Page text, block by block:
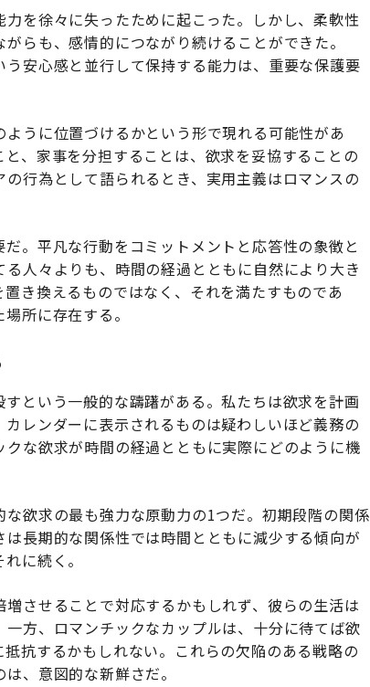
を徐々に失ったために起こった。しかし、柔軟性
らも、感情的につながり続けることができた。
安心感と並行して保持する能力は、重要な保護要
うに位置づけるかという形で現れる可能性があ
、家事を分担することは、欲求を妥協することの
行為として語られるとき、実用主義はロマンスの
。平凡な行動をコミットメントと応答性の象徴と
人々よりも、時間の経過とともに自然により大き
き換えるものではなく、それを満たすものであ
所に存在する。
という一般的な躊躇がある。私たちは欲求を計画
レンダーに表示されるものは疑わしいほど義務の
な欲求が時間の経過とともに実際にどのように機
欲求の最も強力な原動力の1つだ。初期段階の関係
長期的な関係性では時間とともに減少する傾向が
に続く。
させることで対応するかもしれず、彼らの生活は
方、ロマンチックなカップルは、十分に待てば欲
抗するかもしれない。これらの欠陥のある戦略の
、意図的な新鮮さだ。